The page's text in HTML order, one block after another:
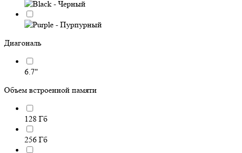
Диагональ
6.7"
Объем встроенной памяти
128 Гб
256 Гб